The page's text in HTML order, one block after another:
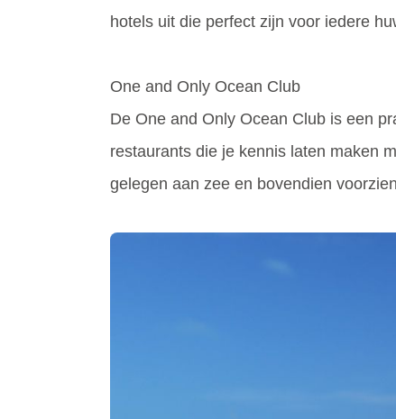
hotels uit die perfect zijn voor iedere
One and Only Ocean Club
De One and Only Ocean Club is een
restaurants die je kennis laten maken
gelegen aan zee en bovendien